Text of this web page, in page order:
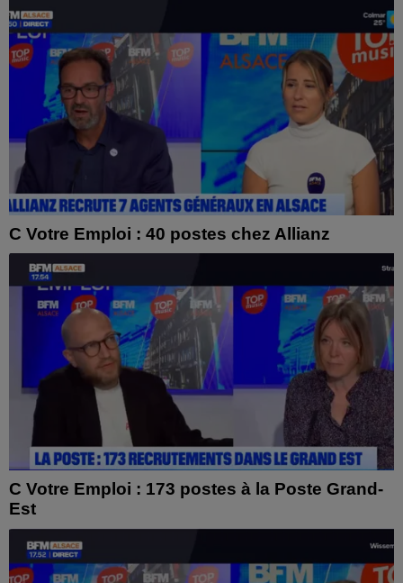
C Votre Emploi : 40 postes chez Allianz
C Votre Emploi : 173 postes à la Poste Grand-
Est